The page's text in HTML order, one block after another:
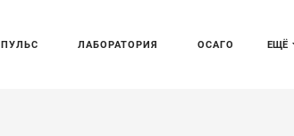
ЕЩЁ
ПУЛЬС ЛАБОРАТОРИЯ ОСАГО